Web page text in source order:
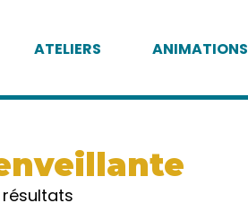
ATELIERS ANIMATIONS
résultats